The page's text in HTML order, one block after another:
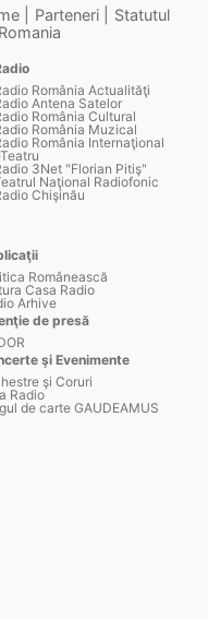
Parteneri
Statutul
România Actualităţi
Antena Satelor
România Cultural
România Muzical
România Internaţional
3Net "Florian Pitiş"
Naţional Radiofonic
Chişinău
Românească
Casa Radio
Arhive
de presă
şi Evenimente
şi Coruri
Radio
de carte GAUDEAMUS